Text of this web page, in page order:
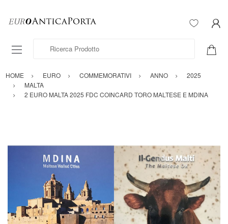
Ricerca Prodotto
HOME EURO COMMEMORATIVI ANNO
2025
MALTA
2 EURO MALTA 2025 FDC COINCARD TORO MALTESE E MDINA